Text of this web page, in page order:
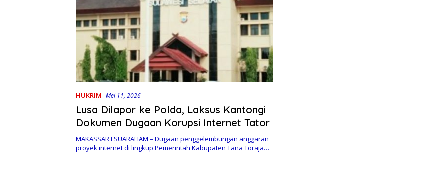
HUKRIM Mei 11, 2026
Lusa Dilapor ke Polda, Laksus Kantongi
Dokumen Dugaan Korupsi Internet Tator
MAKASSAR I SUARAHAM – Dugaan penggelembungan anggaran
proyek internet di lingkup Pemerintah Kabupaten Tana Toraja…